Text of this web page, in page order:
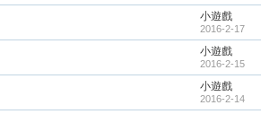
小遊戲
2016-2-17
小遊戲
2016-2-15
小遊戲
2016-2-14